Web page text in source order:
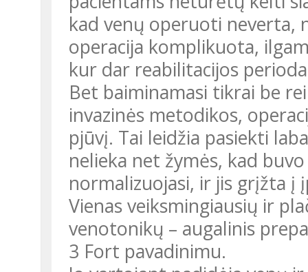
kad venų operuoti neverta,
operacija komplikuota,
kur dar reabilitacijos
Bet baiminamasi tikrai be
invazinės metodikos,
pjūvį. Tai leidžia pasiekti
nelieka net žymės, kad
normalizuojasi, ir jis grįžta į
Vienas veiksmingiausių ir
venotonikų – augalinis
3 Fort pavadinimu.